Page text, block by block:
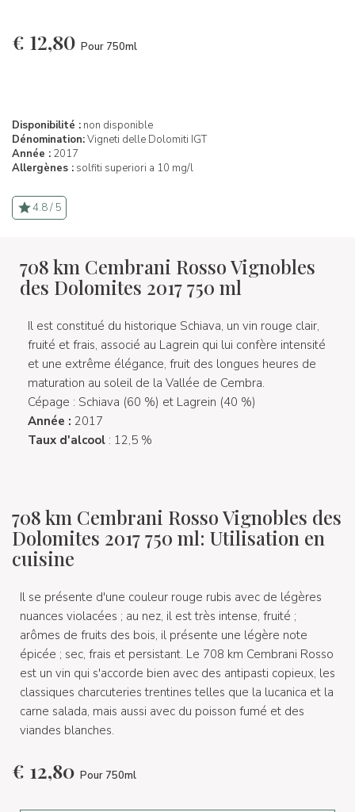
€ 12,80 Pour 750ml
Disponibilité : non disponible
Dénomination:Vigneti delle Dolomiti IGT
Année : 2017
Allergènes : solfiti superiori a 10 mg/l
4.8 / 5
708 km Cembrani Rosso Vignobles
des Dolomites 2017 750 ml
Il est constitué du historique Schiava, un vin rouge clair,
fruité et frais, associé au Lagrein qui lui confère intensité
et une extrême élégance, fruit des longues heures de
maturation au soleil de la Vallée de Cembra.
Cépage : Schiava (60 %) et Lagrein (40 %)
Année : 2017
Taux d'alcool : 12,5 %
708 km Cembrani Rosso Vignobles des
Dolomites 2017 750 ml: Utilisation en
cuisine
Il se présente d'une couleur rouge rubis avec de légères
nuances violacées ; au nez, il est très intense, fruité ;
arômes de fruits des bois, il présente une légère note
épicée ; sec, frais et persistant. Le 708 km Cembrani Rosso
est un vin qui s'accorde bien avec des antipasti copieux, les
classiques charcuteries trentines telles que la lucanica et la
carne salada, mais aussi avec du poisson fumé et des
viandes blanches.
€ 12,80 Pour 750ml